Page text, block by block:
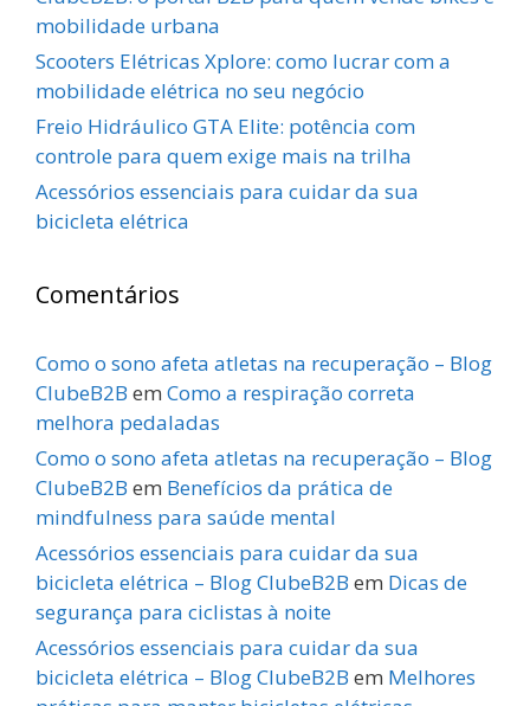
mobilidade urbana
Scooters Elétricas Xplore: como lucrar com a
mobilidade elétrica no seu negócio
Freio Hidráulico GTA Elite: potência com
controle para quem exige mais na trilha
Acessórios essenciais para cuidar da sua
bicicleta elétrica
Comentários
Como o sono afeta atletas na recuperação – Blog
ClubeB2B em Como a respiração correta
melhora pedaladas
Como o sono afeta atletas na recuperação – Blog
ClubeB2B em Benefícios da prática de
mindfulness para saúde mental
Acessórios essenciais para cuidar da sua
bicicleta elétrica – Blog ClubeB2B em Dicas de
segurança para ciclistas à noite
Acessórios essenciais para cuidar da sua
bicicleta elétrica – Blog ClubeB2B em Melhores